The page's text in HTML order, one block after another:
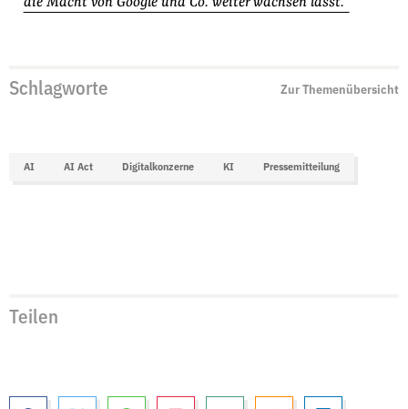
Schlagworte Zur Themenübersicht
AI AI Act Digitalkonzerne KI Pressemitteilung
Teilen